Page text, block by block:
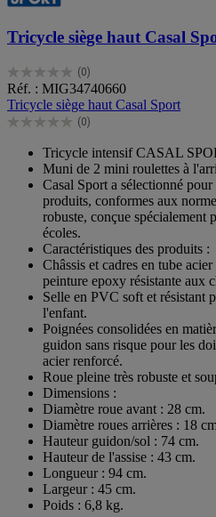
Tricycle siège haut Casal
(0)
0.0
sur
5
étoiles.
Réf. : MIG34740660
Tricycle siège haut Casal Sport
(0)
0.0
étoiles.
Tricycle intensif CASAL
Muni de 2 mini roulettes à
Casal Sport a sélectionné
produits, conformes aux
robuste, conçue spécialement
écoles.
Caractéristiques des produits :
Châssis et cadres en tube
peinture epoxy résistante aux
Selle en PVC soft et résistant
l'enfant.
Poignées consolidées en
guidon sans risque pour les
acier renforcé.
Roue pleine très robuste et
Dimensions :
Diamètre roue avant : 28 cm.
Diamètre roues arrières : 18
Hauteur guidon/sol : 74 cm.
Hauteur de l'assise : 43 cm.
Longueur : 94 cm.
Largeur : 45 cm.
Poids : 6,8 kg.